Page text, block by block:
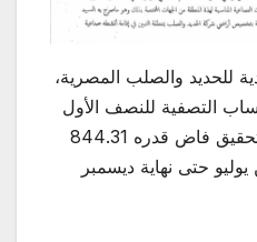
للحديد والصلب المصرية،
التصفية للنصف الأول
من العام المالي الجاري، بتحقيق فاض قدره 844.31
حتى نهاية ديسمبر